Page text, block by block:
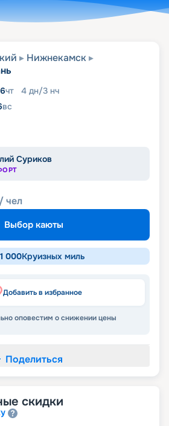
Нижнекамск
чт 4 дн/3 нч
вс
Суриков
/ чел
Выбор каюты
1 000Круизных миль
Добавить в избранное
оповестим о снижении цены
Поделиться
скидки